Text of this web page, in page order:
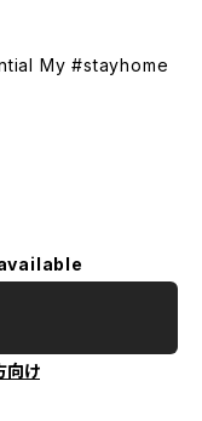
My #stayhome
向け